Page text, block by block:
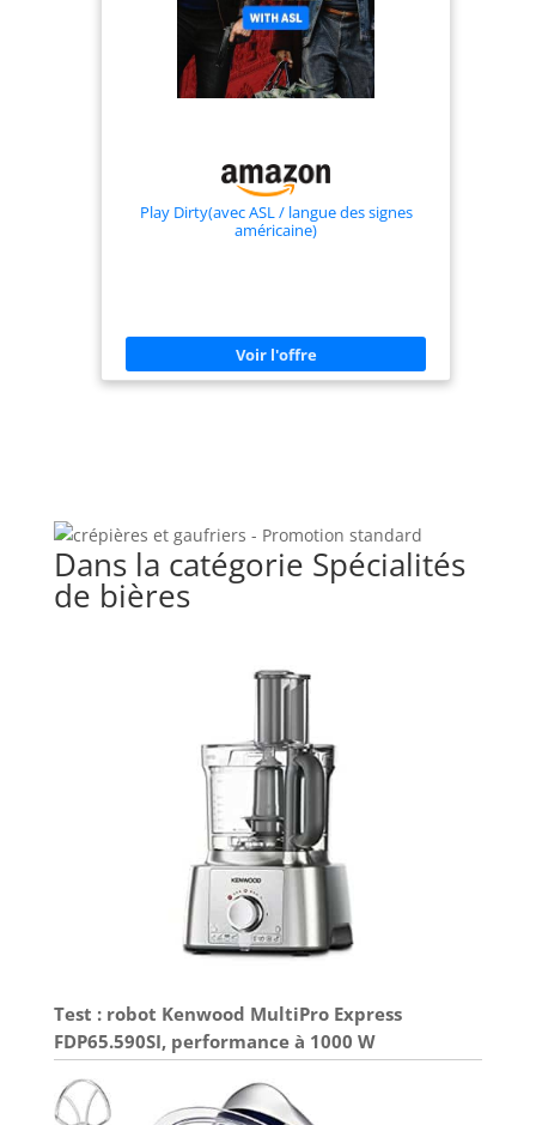
Play Dirty(avec ASL / langue des signes
américaine)
Dans la catégorie Spécialités
de bières
Test : robot Kenwood MultiPro Express
FDP65.590SI, performance à 1000 W